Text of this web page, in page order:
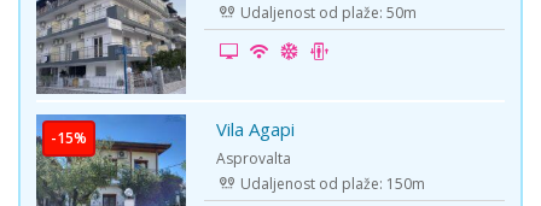
Udaljenost od plaže: 50m
-15% Vila Agapi
Asprovalta
Udaljenost od plaže: 150m